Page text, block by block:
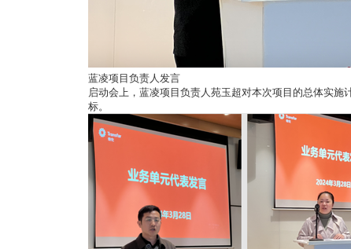
蓝凌项目负责人发言
启动会上，蓝凌项目负责人苑玉超对本次项目的总体实
标。